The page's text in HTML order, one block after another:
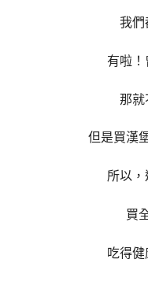
我們
有啦！
那就
但是買漢
所以
買
吃得健